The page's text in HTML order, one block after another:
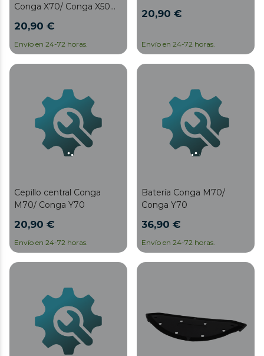
Conga X70/ Conga X50
20,90 €
Envío en 24-72 horas.
20,90 €
Envío en 24-72 horas.
Cepillo central Conga
M70/ Conga Y70
20,90 €
Envío en 24-72 horas.
Batería Conga M70/
Conga Y70
36,90 €
Envío en 24-72 horas.